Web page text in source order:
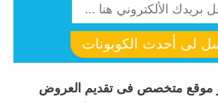
لى أحدث الكوبونات
موقع متخصص فى تقديم العروض